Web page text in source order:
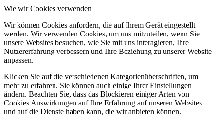
Wie wir Cookies verwenden
Wir können Cookies anfordern, die auf Ihrem Gerät eingestellt
werden. Wir verwenden Cookies, um uns mitzuteilen, wenn Sie
unsere Websites besuchen, wie Sie mit uns interagieren, Ihre
Nutzererfahrung verbessern und Ihre Beziehung zu unserer Website
anpassen.
Klicken Sie auf die verschiedenen Kategorienüberschriften, um
mehr zu erfahren. Sie können auch einige Ihrer Einstellungen
ändern. Beachten Sie, dass das Blockieren einiger Arten von
Cookies Auswirkungen auf Ihre Erfahrung auf unseren Websites
und auf die Dienste haben kann, die wir anbieten können.